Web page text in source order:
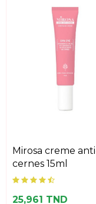
mirosa creme anti-
cernes 15ml
25,961 TND